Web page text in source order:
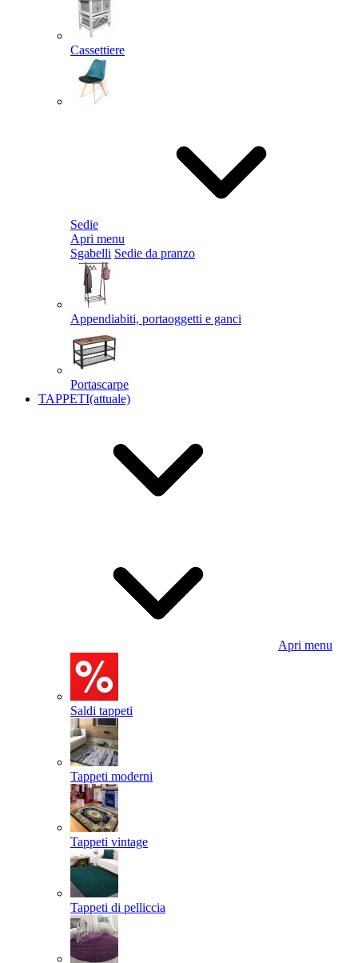
Cassettiere
Sedie
Apri menu
Sgabelli Sedie da pranzo
Appendiabiti, portaoggetti e ganci
Portascarpe
TAPPETI(attuale)
Apri menu
Saldi tappeti
Tappeti moderni
Tappeti vintage
Tappeti di pelliccia